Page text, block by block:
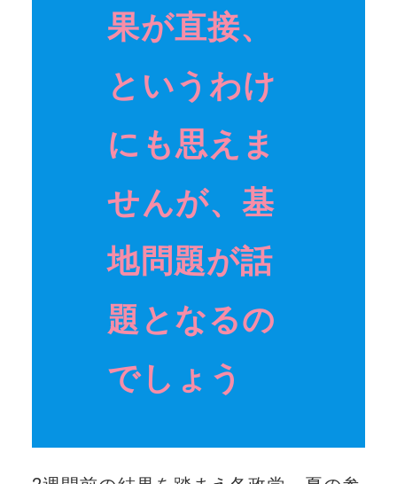
果が直接、
というわけ
にも思えま
せんが、基
地問題が話
題となるの
でしょう